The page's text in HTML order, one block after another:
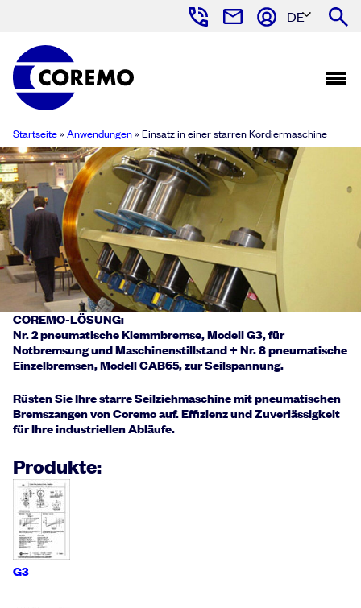
DE
Startseite» Anwendungen» Einsatz in einer starren Kordiermaschine
COREMO-LÖSUNG:
Nr. 2 pneumatische Klemmbremse, Modell G3, für
Notbremsung und Maschinenstillstand + Nr. 8 pneumatische
Einzelbremsen, Modell CAB65, zur Seilspannung.
Rüsten Sie Ihre starre Seilziehmaschine mit pneumatischen
Bremszangen von Coremo auf. Effizienz und Zuverlässigkeit
für Ihre industriellen Abläufe.
Produkte:
G3